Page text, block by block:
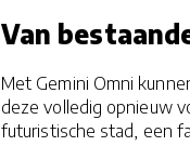
Van
Met Gemini Omni
deze volledig opnieuw
futuristische stad, een